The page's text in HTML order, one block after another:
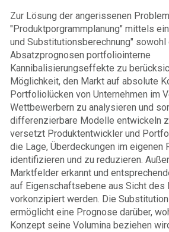
Zur Lösung der angerissenen
"Produktporgrammplanung" mittels
und Substitutionsberechnung"
Absatzprognosen portfoliointerne
Kannibalisierungseffekte zu
Möglichkeit, den Markt auf absolute
Portfoliolücken von Unternehmen im
Wettbewerbern zu analysieren und
differenzierbare Modelle entwickeln
versetzt Produktentwickler und
die Lage, Überdeckungen im eigenen
identifizieren und zu reduzieren.
Marktfelder erkannt und
auf Eigenschaftsebene aus Sicht des
vorkonzipiert werden. Die
ermöglicht eine Prognose darüber,
Konzept seine Volumina beziehen